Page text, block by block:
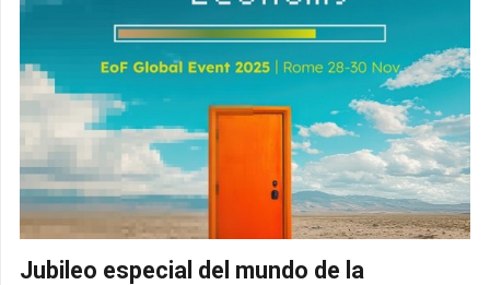
Jubileo especial del mundo de la